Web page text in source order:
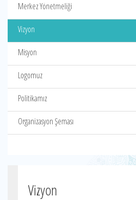
Merkez Yönetmeliği
Vizyon
Misyon
Logomuz
Politikamız
Organizasyon Şeması
Vizyon